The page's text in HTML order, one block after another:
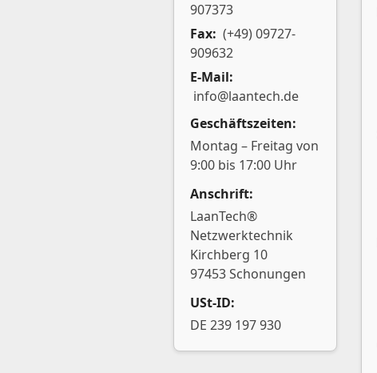
907373
Fax: (+49) 09727-
909632
E-Mail:
info@laantech.de
Geschäftszeiten:
Montag – Freitag von
9:00 bis 17:00 Uhr
Anschrift:
LaanTech®
Netzwerktechnik
Kirchberg 10
97453 Schonungen
USt-ID:
DE 239 197 930